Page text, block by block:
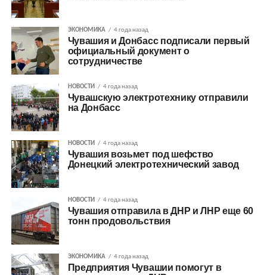
ЭКОНОМИКА 4 года назад
Чувашия и Донбасс подписали первый
официальный документ о
сотрудничестве
НОВОСТИ 4 года назад
Чувашскую электротехнику отправили
на Донбасс
НОВОСТИ 4 года назад
Чувашия возьмет под шефство
Донецкий электротехнический завод
НОВОСТИ 4 года назад
Чувашия отправила в ДНР и ЛНР еще 60
тонн продовольствия
ЭКОНОМИКА 4 года назад
Предприятия Чувашии помогут в